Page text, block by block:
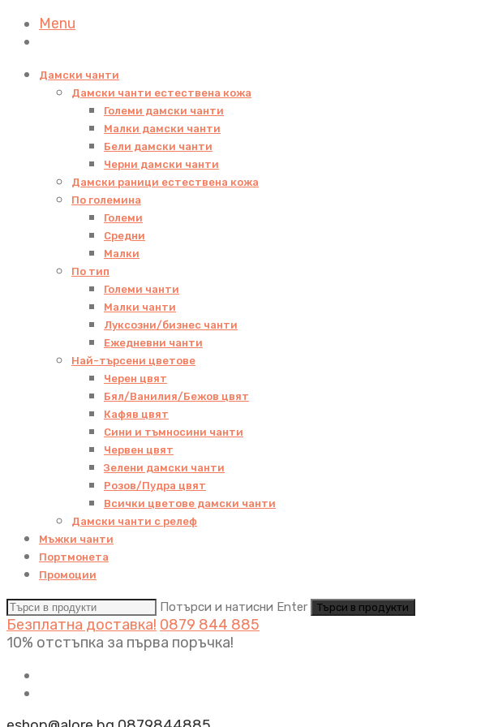
Menu
Дамски чанти
Дамски чанти естествена кожа
Големи дамски чанти
Малки дамски чанти
Бели дамски чанти
Черни дамски чанти
Дамски раници естествена кожа
По големина
Големи
Средни
Малки
По тип
Големи чанти
Малки чанти
Луксозни/бизнес чанти
Ежедневни чанти
Най-търсени цветове
Черен цвят
Бял/Ванилия/Бежов цвят
Кафяв цвят
Сини и тъмносини чанти
Червен цвят
Зелени дамски чанти
Розов/Пудра цвят
Всички цветове дамски чанти
Дамски чанти с релеф
Мъжки чанти
Портмонета
Промоции
Потърси и натисни Enter
Безплатна доставка! 0879 844 885
10% отстъпка за първа поръчка!